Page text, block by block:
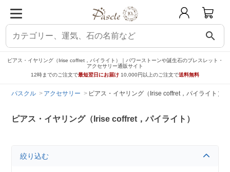
search
ピアス・イヤリング（Irise coffret，パイライト）｜パワーストーンや誕生石のブレスレット・
アクセサリー通販サイト
12時までのご注文で最短翌日にお届け 10,000円以上のご注文で送料無料
パスクル アクセサリー ピアス・イヤリング（Irise coffret，パイライト）
ピアス・イヤリング（Irise coffret，パイライト）
絞り込む